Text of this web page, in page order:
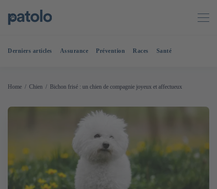
Derniers articles Assurance Prévention Races Santé
Home Chien Bichon frisé : un chien de compagnie joyeux et affectueux